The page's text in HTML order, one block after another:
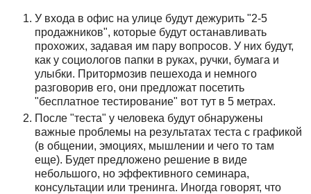
У входа в офис на улице будут дежурить "2-5
продажников", которые будут останавливать
прохожих, задавая им пару вопросов. У них будут,
как у социологов папки в руках, ручки, бумага и
улыбки. Притормозив пешехода и немного
разговорив его, они предложат посетить
"бесплатное тестирование" вот тут в 5 метрах.
После "теста" у человека будут обнаружены
важные проблемы на результатах теста с графикой
(в общении, эмоциях, мышлении и чего то там
еще). Будет предложено решение в виде
небольшого, но эффективного семинара,
консультации или тренинга. Иногда говорят, что